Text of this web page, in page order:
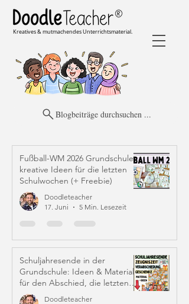
Kreatives & mutmachendes Unterrichtsmaterial.
Blogbeiträge durchsuchen ...
Fußball-WM 2026 Grundschule:
kreative Ideen für die letzten
Schulwochen (+ Freebie)
Doodleteacher
17. Juni
5 Min. Lesezeit
Schuljahresende in der
Grundschule: Ideen & Material
für den Abschied, die letzten
Schulwochen und Zeugniszeit
Doodleteacher